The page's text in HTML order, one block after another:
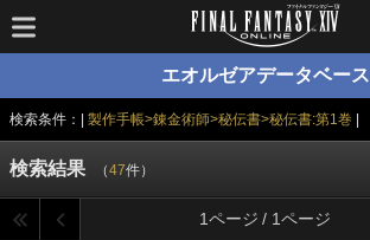
エオルゼアデータベース
検索条件：| 製作手帳>錬金術師>秘伝書>秘伝書:第1巻
検索結果 （47件）
1ページ / 1ページ